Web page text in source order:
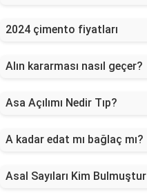
2024 çimento fiyatları
Alın kararması nasıl geçer?
Asa Açılımı Nedir Tıp?
A kadar edat mı bağlaç mı?
Asal Sayıları Kim Bulmuştur